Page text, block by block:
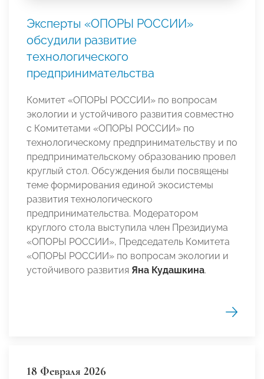
Эксперты «ОПОРЫ РОССИИ»
обсудили развитие
технологического
предпринимательства
Комитет «ОПОРЫ РОССИИ» по вопросам
экологии и устойчивого развития совместно
с Комитетами «ОПОРЫ РОССИИ» по
технологическому предпринимательству и по
предпринимательскому образованию провел
круглый стол. Обсуждения были посвящены
теме формирования единой экосистемы
развития технологического
предпринимательства. Модератором
круглого стола выступила член Президиума
«ОПОРЫ РОССИИ», Председатель Комитета
«ОПОРЫ РОССИИ» по вопросам экологии и
устойчивого развития Яна Кудашкина.
18 Февраля 2026